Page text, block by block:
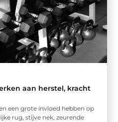
aan herstel, kracht
een grote invloed hebben op
rug, stijve nek, zeurende